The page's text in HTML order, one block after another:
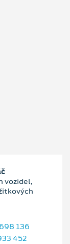
vozidel,
136
452